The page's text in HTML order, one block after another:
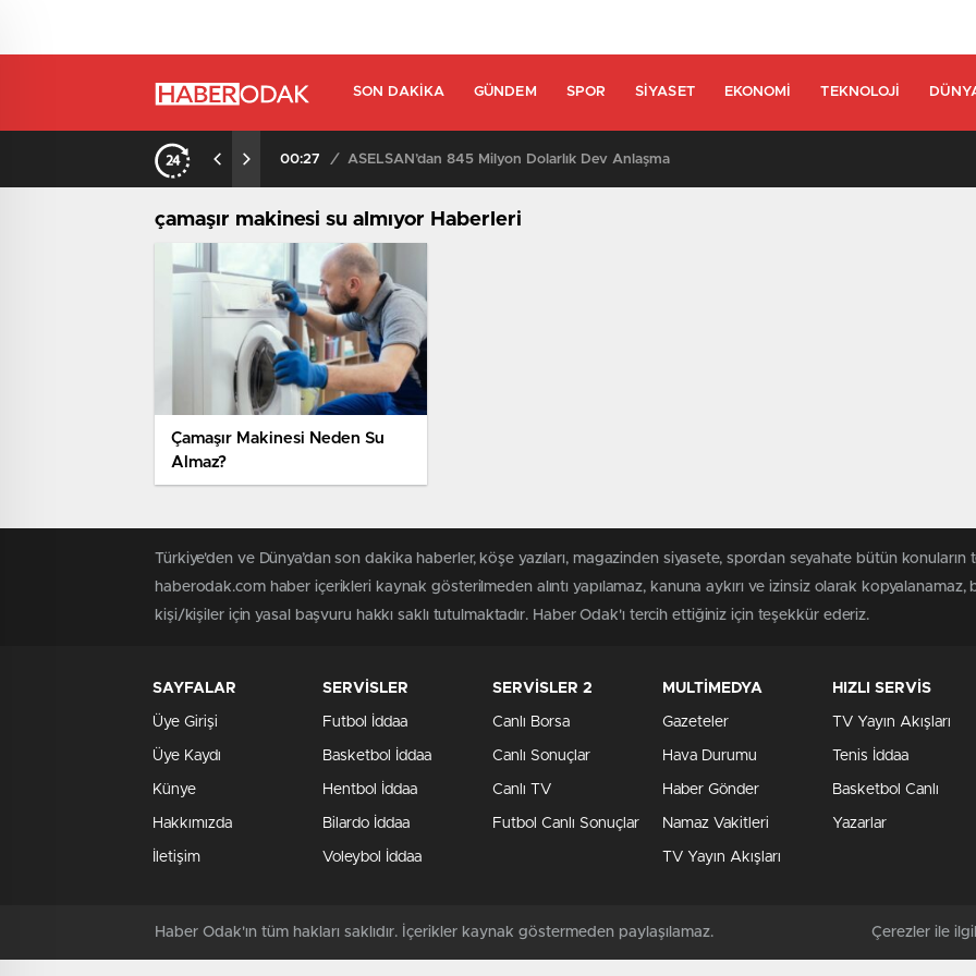
SON DAKIKA GÜNDEM SPOR SIYASET EKONOMI TEKNOLOJI
00:27 / ASELSAN’dan 845 Milyon Dolarlık Dev Anlaşma
çamaşır makinesi su almıyor Haberleri
Çamaşır Makinesi Neden Su
Almaz?
Türkiye'den ve Dünya’dan son dakika haberler, köşe yazıları, magazinden siyasete, spordan seyahate bütün
haberodak.com haber içerikleri kaynak gösterilmeden alıntı yapılamaz, kanuna aykırı ve izinsiz olarak kopyalanamaz,
kişi/kişiler için yasal başvuru hakkı saklı tutulmaktadır. Haber Odak'ı tercih ettiğiniz için teşekkür ederiz.
SAYFALAR
Üye Girişi
Üye Kaydı
Künye
Hakkımızda
İletişim
SERVİSLER
Futbol İddaa
Basketbol İddaa
Hentbol İddaa
Bilardo İddaa
Voleybol İddaa
SERVİSLER 2
Canlı Borsa
Canlı Sonuçlar
Canlı TV
Futbol Canlı Sonuçlar
MULTİMEDYA
Gazeteler
Hava Durumu
Haber Gönder
Namaz Vakitleri
TV Yayın Akışları
HIZLI SERVİS
TV Yayın Akışları
Tenis İddaa
Basketbol Canlı
Yazarlar
Haber Odak'ın tüm hakları saklıdır. İçerikler kaynak göstermeden paylaşılamaz. Çerezler ile